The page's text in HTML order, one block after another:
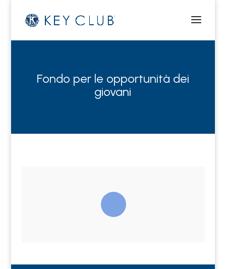
Fondo per le opportunità dei
giovani